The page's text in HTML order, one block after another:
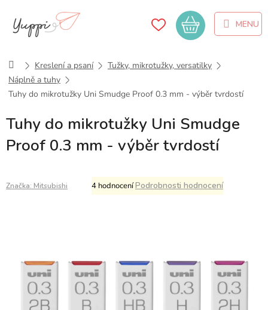
obsah
Nákupní
košík
DomůKreslení a psaní
Tužky, mikrotužky, versatilky
Náplně a tuhy
Tuhy do mikrotužky Uni Smudge Proof 0.3 mm - výběr tvrdostí
Tuhy do mikrotužky Uni Smudge
Proof 0.3 mm - výběr tvrdostí
Průměrné
hodnocení
hvězdiček.
4 hodnoceníPodrobnosti hodnocení
Značka: Mitsubishi